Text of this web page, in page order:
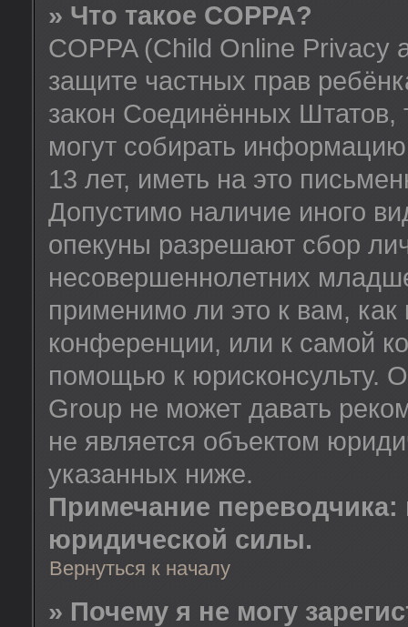
» Что такое COPPA?
COPPA (Child Online Privacy
защите частных прав
закон Соединённых Штатов,
могут собирать
13 лет, иметь на это
Допустимо наличие иного
опекуны разрешают сбор
несовершеннолетних
применимо ли это к вам,
конференции, или к самой
помощью к юрисконсульту.
Group не может давать
не является объектом
указанных ниже.
Примечание
юридической силы.
Вернуться к началу
» Почему я не могу